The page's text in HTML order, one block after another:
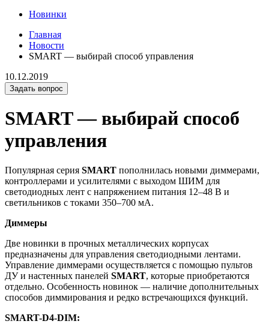
Новинки
Главная
Новости
SMART — выбирай способ управления
10.12.2019
Задать вопрос
SMART — выбирай способ
управления
Популярная серия SMART пополнилась новыми диммерами,
контроллерами и усилителями с выходом ШИМ для
светодиодных лент с напряжением питания 12–48 В и
светильников с токами 350–700 мА.
Диммеры
Две новинки в прочных металлических корпусах
предназначены для управления светодиодными лентами.
Управление диммерами осуществляется с помощью пультов
ДУ и настенных панелей SMART, которые приобретаются
отдельно. Особенность новинок — наличие дополнительных
способов диммирования и редко встречающихся функций.
SMART-D4-DIM: